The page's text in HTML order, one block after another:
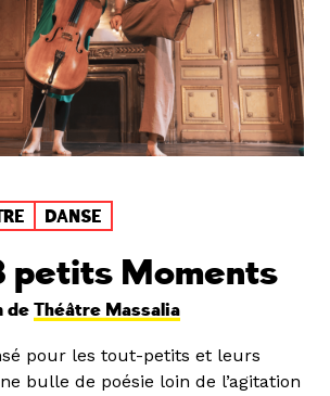
DANSE
petits Moments
de Théâtre Massalia
pour les tout-petits et leurs
bulle de poésie loin de l’agitation